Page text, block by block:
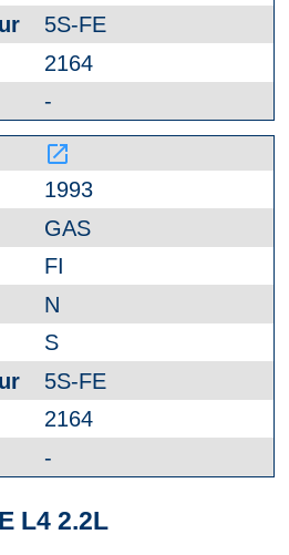
5S-FE
2164
-
launch
1993
GAS
FI
N
S
5S-FE
2164
-
L4 2.2L